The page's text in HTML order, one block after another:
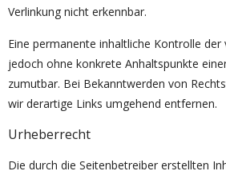
Verlinkung nicht erkennbar.
Eine permanente inhaltliche Kontrolle der
jedoch ohne konkrete Anhaltspunkte
zumutbar. Bei Bekanntwerden von
wir derartige Links umgehend entfernen.
Urheberrecht
Die durch die Seitenbetreiber erstellten